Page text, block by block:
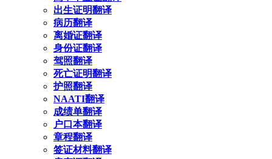
出生证明翻译
病历翻译
离婚证翻译
身份证翻译
驾照翻译
死亡证明翻译
护照翻译
NAATI翻译
成绩单翻译
户口本翻译
章程翻译
签证材料翻译